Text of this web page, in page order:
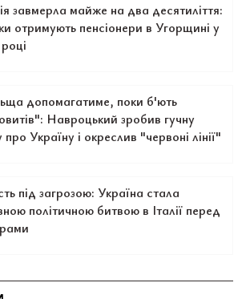
завмерла майже на два десятиліття:
отримують пенсіонери в Угорщині у
допомагатиме, поки б'ють
Навроцький зробив гучну
про Україну і окреслив "червоні лінії"
під загрозою: Україна стала
політичною битвою в Італії перед